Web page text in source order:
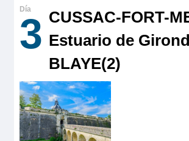
3 CUSSAC-FORT-
Estuario de
BLAYE(2)